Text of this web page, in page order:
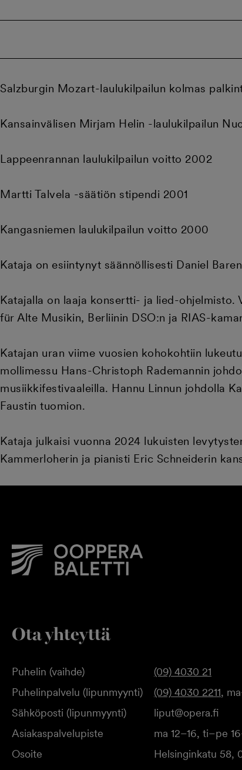
Salzburgin Mozart-laulukilpailun kolmas
Kansainvälisen Mirjam Helin -laulukilpailun
Lappeenrannan laulukilpailun voitto 2002
Martti Talvela -säätiön stipendi 2001
Kangasniemen laulukilpailun voitto 2000
Kataja on esiintynyt säännöllisesti Daniel
Katajalla on laaja konsertti- ja lied-
für Alte Musikin, Berliinin DSO:n ja RIAS-
Katajan uran viime vuosien kohokohtiin
mollimessu Hans-Christoph Rademannin
musiikkifestivaaleilla. Hannu Linnun johdolla
Faustin tuomion.
Kataja julkaisi vuonna 2024 lukuisten
Kammerloherin ja pianisti Eric Schneiderin
Ota yhteyttä
Puhelin (vaihde)
(09) 4030 21
Puhelinpalvelu (lipunmyynti)
(09) 4030 2211,
Sähköposti (lipunmyynti)
liput@opera.fi
Asiakaspalvelupiste
ma 12–16, ti–pe
Osoite
Helsinginkatu 58,